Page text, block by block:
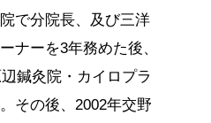
で分院長、及び三洋
ナーを3年務めた後、
鍼灸院・カイロプラ
その後、2002年交野